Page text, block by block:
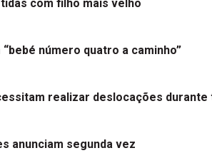
com filho mais velho
número quatro a caminho”
realizar deslocações
anunciam segunda vez